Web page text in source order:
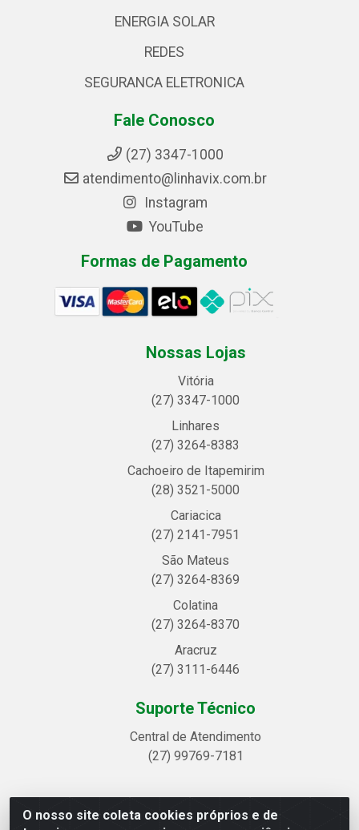
O nosso site coleta cookies próprios e de
ENERGIA SOLAR
REDES
SEGURANCA ELETRONICA
Fale Conosco
(27) 3347-1000
atendimento@linhavix.com.br
Instagram
YouTube
Formas de Pagamento
Nossas Lojas
Vitória
(27) 3347-1000
Linhares
(27) 3264-8383
Cachoeiro de Itapemirim
(28) 3521-5000
Cariacica
(27) 2141-7951
São Mateus
(27) 3264-8369
Colatina
(27) 3264-8370
Aracruz
(27) 3111-6446
Suporte Técnico
Central de Atendimento
(27) 99769-7181
Linhavix Distribuidora LTDA - Avenida Alegre, 2521 -